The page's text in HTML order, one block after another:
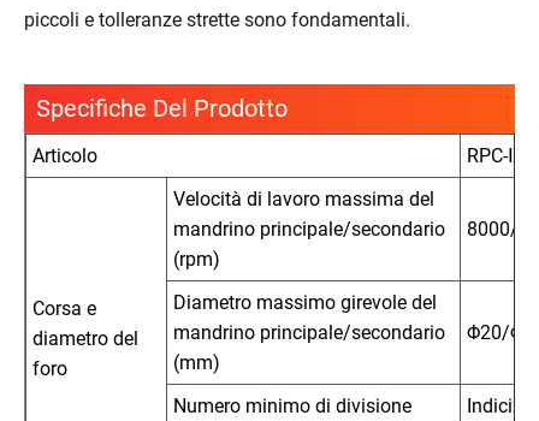
piccoli e tolleranze strette sono fondamentali.
Specifiche Del Prodotto
Articolo RPC-Ⅰ-
Corsa e
diametro del
foro
Velocità di lavoro massima del
mandrino principale/secondario
(rpm)
8000/
Diametro massimo girevole del
mandrino principale/secondario
(mm)
Φ20/
Numero minimo di divisione